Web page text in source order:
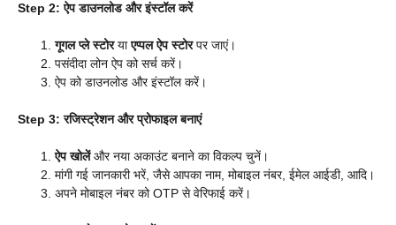
Step 2: ऐप डाउनलोड और इंस्टॉल करें
गूगल प्ले स्टोरयाएप्पल ऐप स्टोरपर जाएं।
पसंदीदा लोन ऐप को सर्च करें।
ऐप को डाउनलोड और इंस्टॉल करें।
Step 3: रजिस्ट्रेशन और प्रोफाइल बनाएं
ऐप खोलेंऔर नया अकाउंट बनाने का विकल्प चुनें।
मांगी गई जानकारी भरें, जैसे आपका नाम, मोबाइल नंबर, ईमेल आईडी, आदि।
अपने मोबाइल नंबर को OTP से वेरिफाई करें।